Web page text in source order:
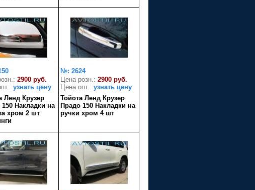
2900 руб.
узнать цену
Ленд Крузер
150 Накладки на
хром 2 шт
№: 2624
Цена розн.: 2900 руб.
Цена опт.: узнать цену
Тойота Ленд Крузер
Прадо 150 Накладки на
ручки хром 4 шт